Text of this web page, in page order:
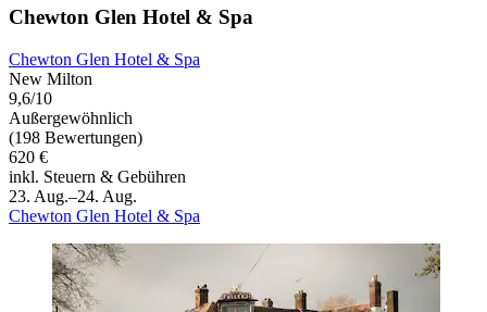
Chewton Glen Hotel & Spa
Chewton Glen Hotel & Spa
New Milton
9,6/10
Außergewöhnlich
(198 Bewertungen)
620 €
inkl. Steuern & Gebühren
23. Aug.–24. Aug.
Chewton Glen Hotel & Spa